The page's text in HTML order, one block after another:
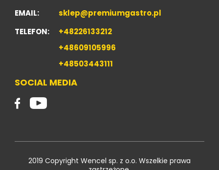
EMAIL:
sklep@premiumgastro.pl
TELEFON:
+48226133212
+48609105996
+48503443111
SOCIAL MEDIA
2019 Copyright Wencel sp. z o.o. Wszelkie prawa